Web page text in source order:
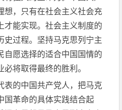
想，只有在社会主义社会充
才能实现。社会主义制度的
史过程。坚持马克思列宁主
自愿选择的适合中国国情的
将取得最终的胜利。
表的中国共产党人，把马克
国革命的具体实践结合起